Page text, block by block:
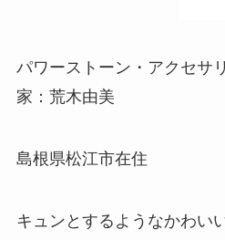
パワーストーン・アクセサ
家：荒木由美
島根県松江市在住
キュンとするようなかわい